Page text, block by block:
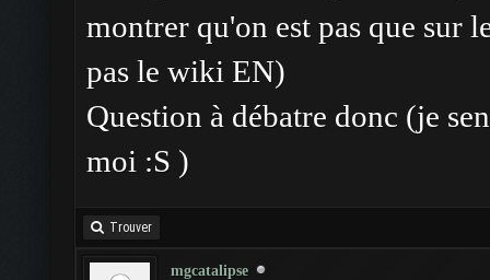
montrer qu'on est pas que sur
pas le wiki EN)
Question à débatre donc (je
moi :S )
Trouver
mgcatalipse